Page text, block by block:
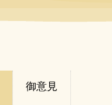
御意見